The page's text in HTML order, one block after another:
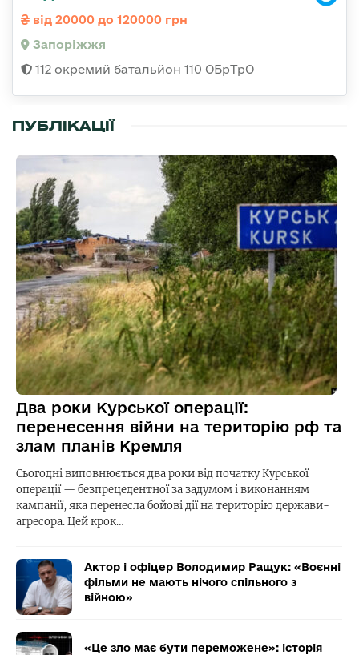
від 20000 до 120000 грн
Запоріжжя
112 окремий батальйон 110 ОБрТрО
ПУБЛІКАЦІЇ
Два роки Курської операції:
перенесення війни на територію рф та
злам планів Кремля
Сьогодні виповнюється два роки від початку Курської
операції — безпрецедентної за задумом і виконанням
кампанії, яка перенесла бойові дії на територію держави-
агресора. Цей крок…
Актор і офіцер Володимир Ращук: «Воєнні
фільми не мають нічого спільного з
війною»
«Це зло має бути переможене»: історія